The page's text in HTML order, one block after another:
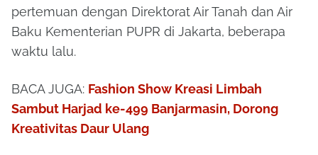
pertemuan dengan Direktorat Air Tanah dan Air
Baku Kementerian PUPR di Jakarta, beberapa
waktu lalu.
BACA JUGA: Fashion Show Kreasi Limbah
Sambut Harjad ke-499 Banjarmasin, Dorong
Kreativitas Daur Ulang